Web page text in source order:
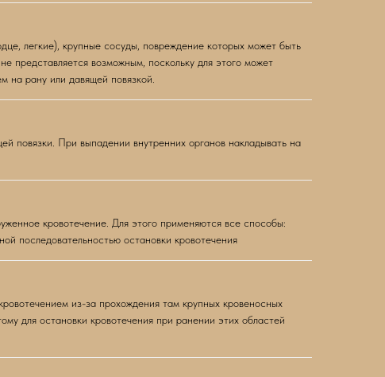
легкие), крупные сосуды, повреждение которых может быть
представляется возможным, поскольку для этого может
на рану или давящей повязкой.
повязки. При выпадении внутренних органов накладывать на
кровотечение. Для этого применяются все способы:
последовательностью остановки кровотечения
из-за прохождения там крупных кровеносных
для остановки кровотечения при ранении этих областей